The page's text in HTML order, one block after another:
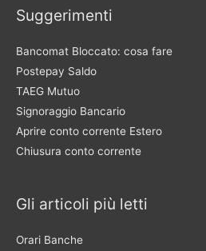
Suggerimenti
Bancomat Bloccato: cosa fare
Postepay Saldo
TAEG Mutuo
Signoraggio Bancario
Aprire conto corrente Estero
Chiusura conto corrente
Gli articoli più letti
Orari Banche